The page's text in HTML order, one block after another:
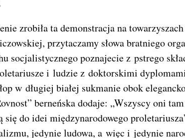
zrobiła ta demonstracja na
przytaczamy słowa bratniego
socjalistycznego poznajecie z pstrego
i ludzie z doktorskimi
w długiej białej sukmanie obok
berneńska dodaje: „Wszyscy oni
się do idei międzynarodowego
jedynie ludowa, a więc i jedynie